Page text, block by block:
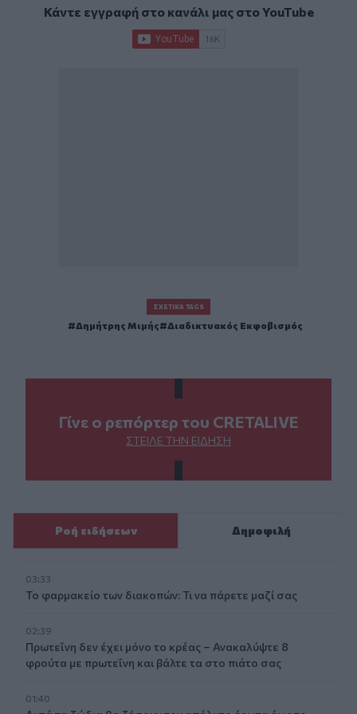
Κάντε εγγραφή στο κανάλι μας στοYouTube
ΣΧΕΤΙΚΆ TAGS
Δημήτρης Μιμής Διαδικτυακός Εκφοβισμός
Γίνε ο ρεπόρτερ του CRETALIVE
ΣΤΕΊΛΕ ΤΗΝ ΕΊΔΗΣΗ
Ροή ειδήσεων Δημοφιλή
03:33
Το φαρμακείο των διακοπών: Τι να πάρετε μαζί σας
02:39
Πρωτεΐνη δεν έχει μόνο το κρέας – Ανακαλύψτε 8
φρούτα με πρωτεΐνη και βάλτε τα στο πιάτο σας
01:40